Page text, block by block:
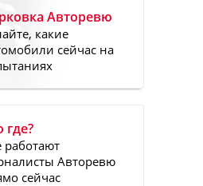
Авторевю
какие
сейчас на
где?
работают
Авторевю
сейчас